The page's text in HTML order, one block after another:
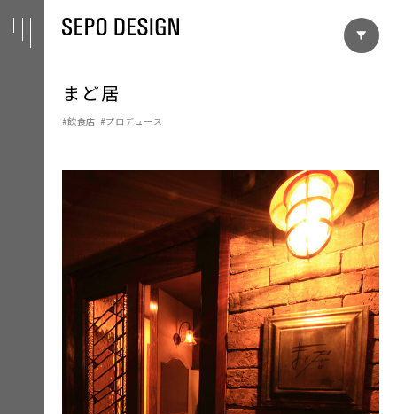
まど居
飲食店 プロデュース